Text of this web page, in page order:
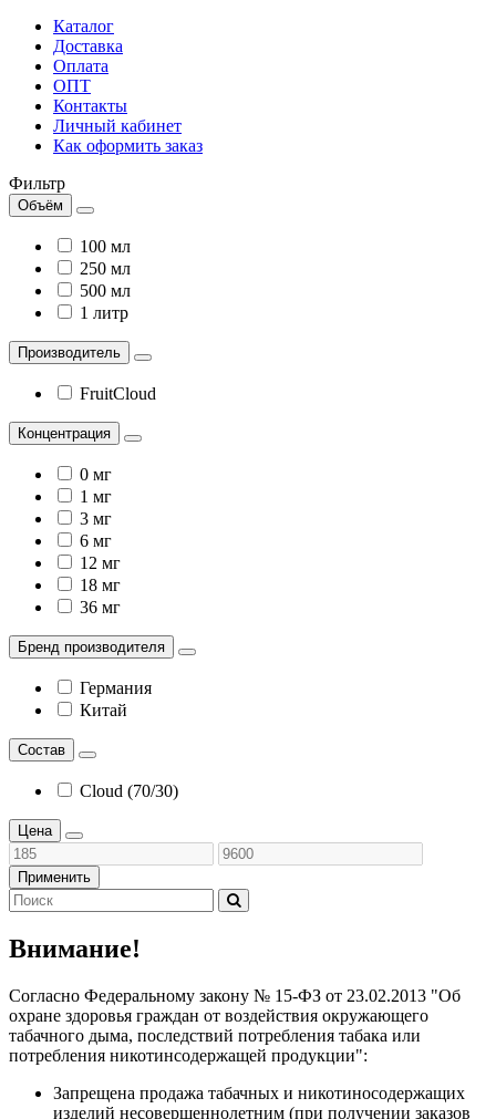
Каталог
Доставка
Оплата
ОПТ
Контакты
Личный кабинет
Как оформить заказ
Фильтр
Объём
100 мл
250 мл
500 мл
1 литр
Производитель
FruitCloud
Концентрация
0 мг
1 мг
3 мг
6 мг
12 мг
18 мг
36 мг
Бренд производителя
Германия
Китай
Состав
Cloud (70/30)
Цена
Применить
Внимание!
Согласно Федеральному закону № 15-ФЗ от 23.02.2013 "Об
охране здоровья граждан от воздействия окружающего
табачного дыма, последствий потребления табака или
потребления никотинсодержащей продукции":
Запрещена продажа табачных и никотиносодержащих
изделий несовершеннолетним (при получении заказов